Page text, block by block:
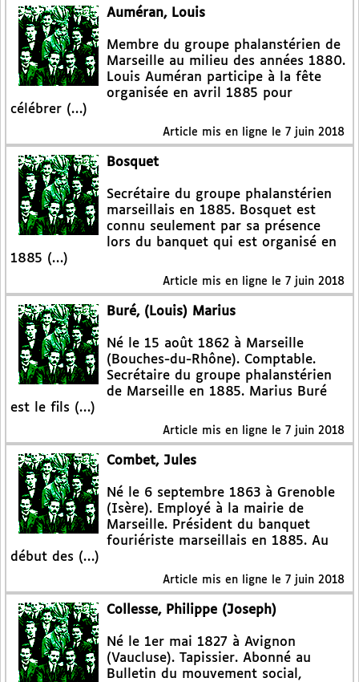
Auméran, Louis
Membre du groupe phalanstérien de
Marseille au milieu des années 1880.
Louis Auméran participe à la fête
organisée en avril 1885 pour
célébrer (…)
Article mis en ligne le 7 juin 2018
Bosquet
Secrétaire du groupe phalanstérien
marseillais en 1885. Bosquet est
connu seulement par sa présence
lors du banquet qui est organisé en
1885 (…)
Article mis en ligne le 7 juin 2018
Buré, (Louis) Marius
Né le 15 août 1862 à Marseille
(Bouches-du-Rhône). Comptable.
Secrétaire du groupe phalanstérien
de Marseille en 1885. Marius Buré
est le fils (…)
Article mis en ligne le 7 juin 2018
Combet, Jules
Né le 6 septembre 1863 à Grenoble
(Isère). Employé à la mairie de
Marseille. Président du banquet
fouriériste marseillais en 1885. Au
début des (…)
Article mis en ligne le 7 juin 2018
Collesse, Philippe (Joseph)
Né le 1er mai 1827 à Avignon
(Vaucluse). Tapissier. Abonné au
Bulletin du mouvement social,